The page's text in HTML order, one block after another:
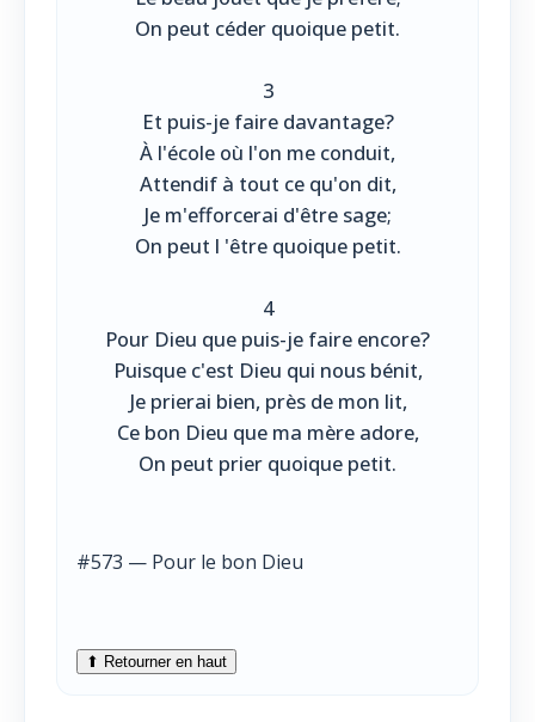
On peut céder quoique petit.
3
Et puis-je faire davantage?
À l'école où l'on me conduit,
Attendif à tout ce qu'on dit,
Je m'efforcerai d'être sage;
On peut l 'être quoique petit.
4
Pour Dieu que puis-je faire encore?
Puisque c'est Dieu qui nous bénit,
Je prierai bien, près de mon lit,
Ce bon Dieu que ma mère adore,
On peut prier quoique petit.
#573 — Pour le bon Dieu
⬆ Retourner en haut